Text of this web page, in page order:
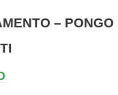
– PONGO